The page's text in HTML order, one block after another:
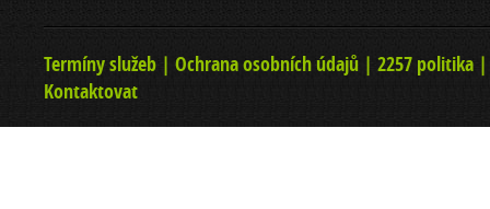
Termíny služeb | Ochrana osobních údajů | 2257 politika
Kontaktovat